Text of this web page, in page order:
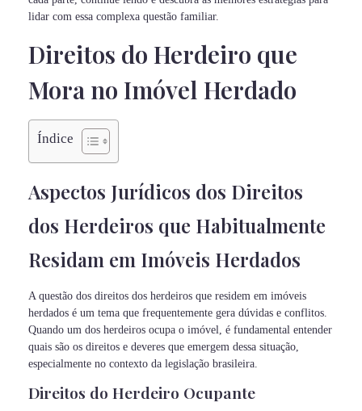
lidar com essa complexa questão familiar.
Direitos do Herdeiro que
Mora no Imóvel Herdado
Índice
Aspectos Jurídicos dos Direitos
dos Herdeiros que Habitualmente
Residam em Imóveis Herdados
A questão dos direitos dos herdeiros que residem em imóveis
herdados é um tema que frequentemente gera dúvidas e conflitos.
Quando um dos herdeiros ocupa o imóvel, é fundamental entender
quais são os direitos e deveres que emergem dessa situação,
especialmente no contexto da legislação brasileira.
Direitos do Herdeiro Ocupante